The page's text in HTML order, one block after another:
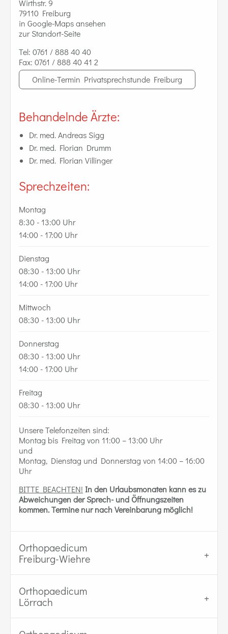
Wirthstr. 9
79110 Freiburg
in Google-Maps ansehen
zur Standort-Seite
Tel: 0761 / 888 40 40
Fax: 0761 / 888 40 41 2
Online-Termin Privatsprechstunde Freiburg
Behandelnde Ärzte:
Dr. med. Andreas Sigg
Dr. med. Florian Drumm
Dr. med. Florian Villinger
Sprechzeiten:
Montag
8:30 - 13:00 Uhr
14:00 - 17:00 Uhr
Dienstag
08:30 - 13:00 Uhr
14:00 - 17:00 Uhr
Mittwoch
08:30 - 13:00 Uhr
Donnerstag
08:30 - 13:00 Uhr
14:00 - 17:00 Uhr
Freitag
08:30 - 13:00 Uhr
Unsere Telefonzeiten sind:
Montag bis Freitag von 11:00 – 13:00 Uhr
und
Montag, Dienstag und Donnerstag von 14:00 – 16:00
Uhr
BITTE BEACHTEN! In den Urlaubsmonaten kann es zu
Abweichungen der Sprech- und Öffnungszeiten
kommen.Termine nur nach Vereinbarung möglich!
Orthopaedicum
Freiburg-Wiehre
Orthopaedicum
Lörrach